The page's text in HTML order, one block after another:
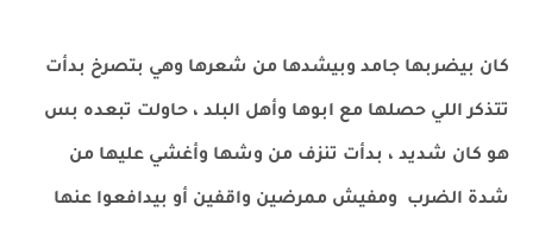
كان بيضربها جامد وبيشدها من شعرها وهي بتصرخ بدأت
تتذكر اللي حصلها مع ابوها وأهل البلد ، حاولت تبعده بس
هو كان شديد ، بدأت تنزف من وشها وأغشي عليها من
شدة الضرب ومفيش ممرضين واقفين أو بيدافعوا عنها